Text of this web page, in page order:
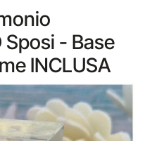
- Base
INCLUSA